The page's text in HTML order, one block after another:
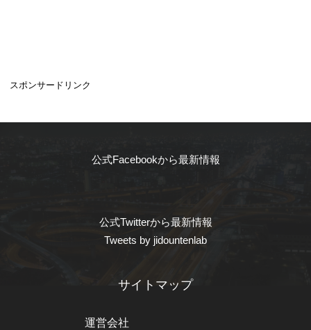
スポンサードリンク
公式Facebookから最新情報
公式Twitterから最新情報
Tweets by jidountenlab
サイトマップ
運営会社